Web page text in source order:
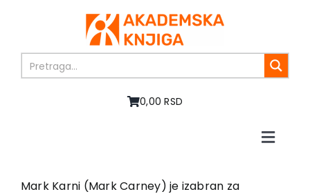
0,00 RSD
Toggle
O nama
Mark Karni (Mark Carney) je izabran za